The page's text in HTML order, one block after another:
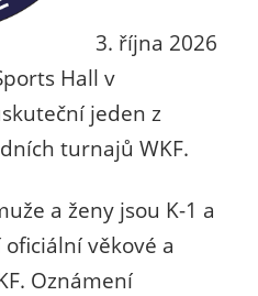
3. října 2026
Hall v
jeden z
turnajů WKF.
a ženy jsou K-1 a
věkové a
Oznámení